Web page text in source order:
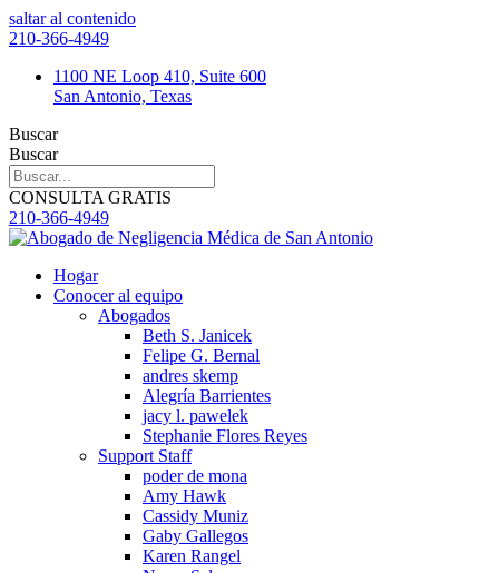
saltar al contenido
210-366-4949
1100 NE Loop 410, Suite 600
San Antonio, Texas
Buscar
Buscar
CONSULTA GRATIS
210-366-4949
Hogar
Conocer al equipo
Abogados
Beth S. Janicek
Felipe G. Bernal
andres skemp
Alegría Barrientes
jacy l. pawelek
Stephanie Flores Reyes
Support Staff
poder de mona
Amy Hawk
Cassidy Muniz
Gaby Gallegos
Karen Rangel